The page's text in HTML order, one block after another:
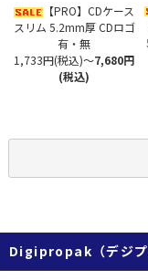
【PRO】CDケース
スリム 5.2mm厚 CDロゴ
有・無
1,733円(税込)～7,680円
(税込)
Digipropak（デジプ